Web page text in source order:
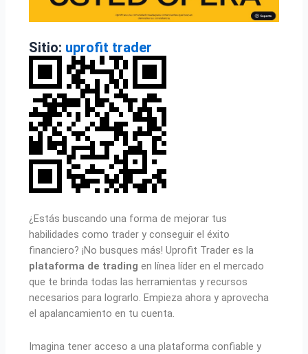
Sitio: uprofit trader
¿Estás buscando una forma de mejorar tus
habilidades como trader y conseguir el éxito
financiero? ¡No busques más! Uprofit Trader es la
plataforma de trading en línea líder en el mercado
que te brinda todas las herramientas y recursos
necesarios para lograrlo. Empieza ahora y aprovecha
el apalancamiento en tu cuenta.
Imagina tener acceso a una plataforma confiable y